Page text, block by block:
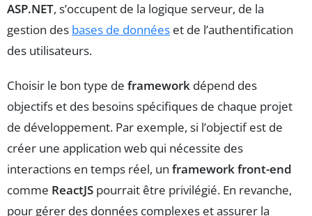
ASP.NET, s’occupent de la logique serveur, de la
gestion des bases de données et de l’authentification
des utilisateurs.
Choisir le bon type de framework dépend des
objectifs et des besoins spécifiques de chaque projet
de développement. Par exemple, si l’objectif est de
créer une application web qui nécessite des
interactions en temps réel, un framework front-end
comme ReactJS pourrait être privilégié. En revanche,
pour gérer des données complexes et assurer la